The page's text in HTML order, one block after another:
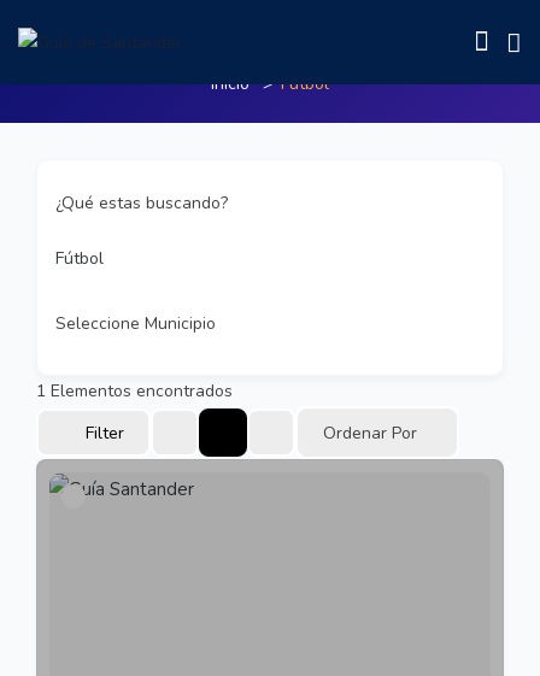
Inicio Fútbol
¿Qué estas buscando?
Fútbol
Seleccione Municipio
1 Elementos encontrados
Filter
Ordenar Por